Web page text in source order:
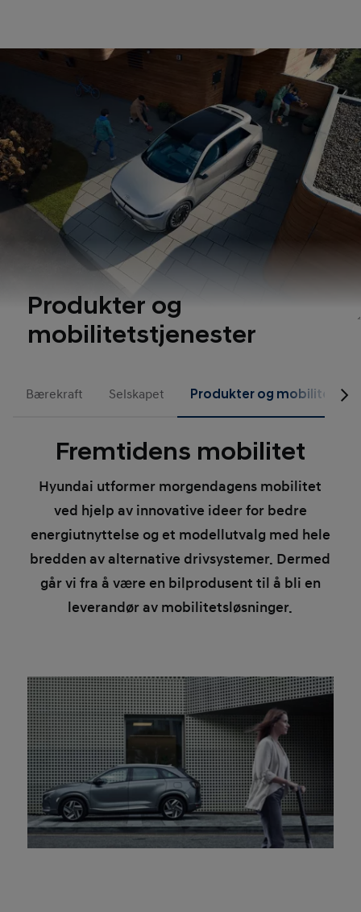
Produkter og
mobilitetstjenester
Bærekraft Selskapet Produkter og
Fremtidens mobilitet
Hyundai utformer morgendagens mobilitet
ved hjelp av innovative ideer for bedre
energiutnyttelse og et modellutvalg med hele
bredden av alternative drivsystemer. Dermed
går vi fra å være en bilprodusent til å bli en
leverandør av mobilitetsløsninger.